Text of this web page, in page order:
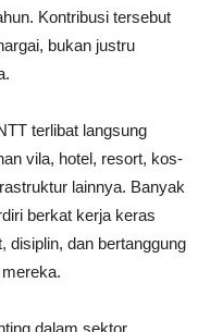
Kontribusi tersebut
bukan justru
terlibat langsung
vila, hotel, resort, kos-
lainnya. Banyak
berkat kerja keras
disiplin, dan bertanggung
dalam sektor